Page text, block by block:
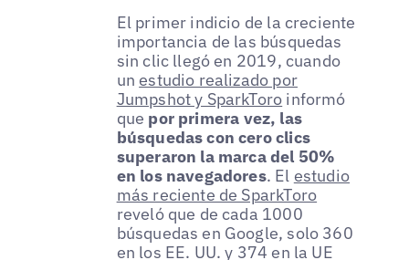
El primer indicio de la creciente
importancia de las búsquedas
sin clic llegó en 2019, cuando
un estudio realizado por
Jumpshot y SparkToro informó
que por primera vez, las
búsquedas con cero clics
superaron la marca del 50%
en los navegadores. El estudio
más reciente de SparkToro
reveló que de cada 1000
búsquedas en Google, solo 360
en los EE. UU. y 374 en la UE